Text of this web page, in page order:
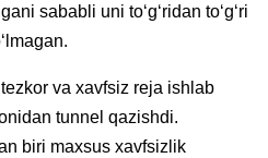
sababli uni to‘g‘ridan to‘g‘ri
va xavfsiz reja ishlab
tunnel qazishdi.
biri maxsus xavfsizlik